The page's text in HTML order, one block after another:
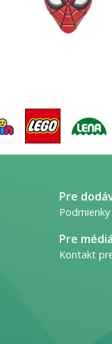
Pre
Pre médiá
Kontakt